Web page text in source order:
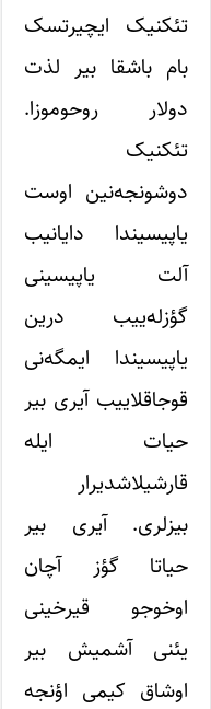
تئکنیک ایچیرتسک
بام باشقا بیر لذت
دولار روحوموزا.
تئکنیک
دوشونجه‌نین اوست
یاپیسیندا دایانیب
آلت یاپیسینی
گؤزله‌ییب درین
یاپیسیندا ایمگه‌نی
قوجاقلاییب آیری بیر
حیات ایله
قارشیلاشدیرار
بیزلری. آیری بیر
حیاتا گؤز آچان
اوخوجو قیرخینی
یئنی آشمیش بیر
اوشاق کیمی اؤنجه